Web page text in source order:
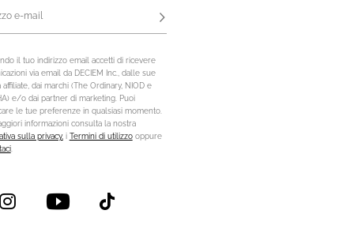
e-mail Iscriviti
il tuo indirizzo email accetti di ricevere
via email da DECIEM Inc., dalle sue
affiliate, dai marchi (The Ordinary, NIOD e
e/o dai partner di marketing. Puoi
le tue preferenze in qualsiasi momento.
informazioni consulta la nostra
sulla privacy,i Termini di utilizzooppure
.